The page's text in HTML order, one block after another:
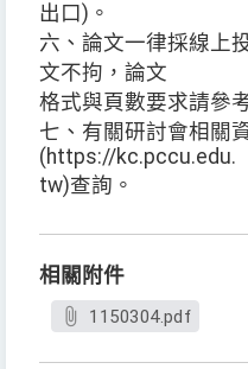
出口)。
六、論文一律採線上
文不拘，論文
格式與頁數要求請參
七、有關研討會相關
(https://kc.pccu.edu.
tw)查詢。
相關附件
1150304.pdf